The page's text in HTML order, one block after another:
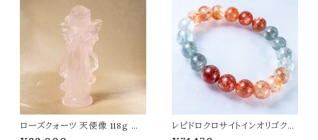
ローズクォーツ 天使像 118g パ
ワーストーン 天然石 t0559
レピドロクロサイトインオリゴクレ
ース 10mm ブレスレット パワー